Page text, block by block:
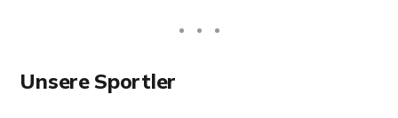
Unsere Sportler